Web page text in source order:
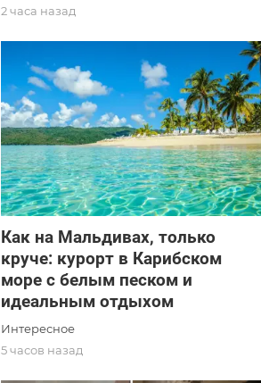
2 часа назад
Как на Мальдивах, только
круче: курорт в Карибском
море с белым песком и
идеальным отдыхом
Интересное
5 часов назад